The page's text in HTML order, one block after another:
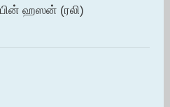
பின் ஹஸன் (ரலி)